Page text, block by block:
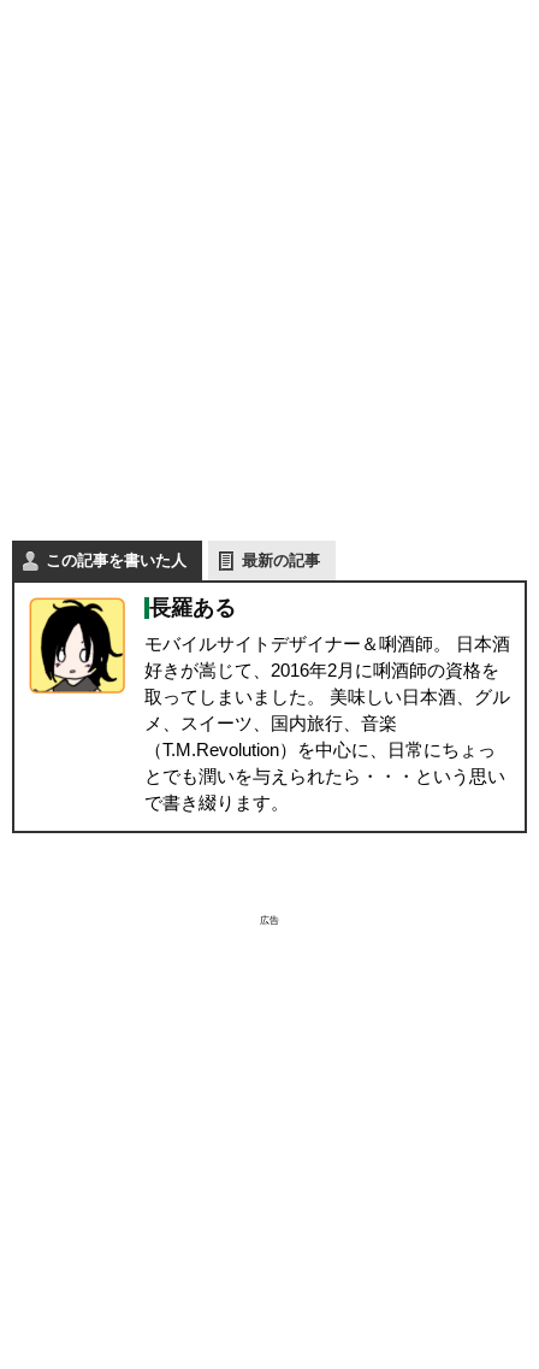
この記事を書いた人 最新の記事
長羅ある
モバイルサイトデザイナー＆唎酒師。 日本酒
好きが嵩じて、2016年2月に唎酒師の資格を
取ってしまいました。 美味しい日本酒、グル
メ、スイーツ、国内旅行、音楽
（T.M.Revolution）を中心に、日常にちょっ
とでも潤いを与えられたら・・・という思い
で書き綴ります。
広告